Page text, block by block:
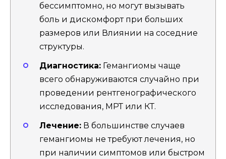
бессимптомно, но могут вызывать
боль и дискомфорт при больших
размеров или Влиянии на соседние
структуры.
Диагностика: Гемангиомы чаще
всего обнаруживаются случайно при
проведении рентгенографического
исследования, МРТ или КТ.
Лечение: В большинстве случаев
гемангиомы не требуют лечения, но
при наличии симптомов или быстром